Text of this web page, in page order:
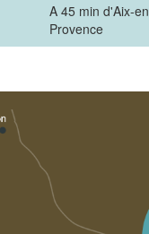
A 45 min d'Aix-en
Provence